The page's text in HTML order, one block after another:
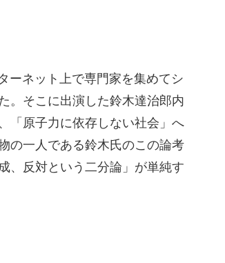
ーネット上で専門家を集めてシ
。そこに出演した鈴木達治郎内
「原子力に依存しない社会」へ
の一人である鈴木氏のこの論考
、反対という二分論」が単純す